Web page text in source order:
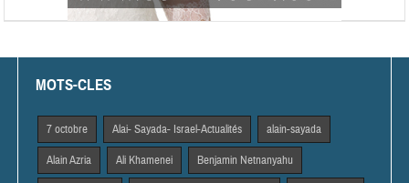
MOTS-CLES
7 octobre Alai- Sayada- Israel-Actualités alain-sayada
Alain Azria Ali Khamenei Benjamin Netnanyahu